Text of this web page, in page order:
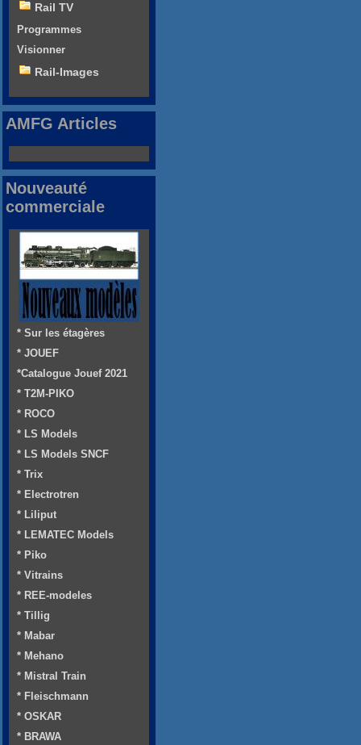
Rail TV
Programmes
Visionner
Rail-Images
AMFG Articles
Nouveauté
commerciale
* Sur les étagères
* JOUEF
*Catalogue Jouef 2021
* T2M-PIKO
* ROCO
* LS Models
* LS Models SNCF
* Trix
* Electrotren
* Liliput
* LEMATEC Models
* Piko
* Vitrains
* REE-modeles
* Tillig
* Mabar
* Mehano
* Mistral Train
* Fleischmann
* OSKAR
* BRAWA